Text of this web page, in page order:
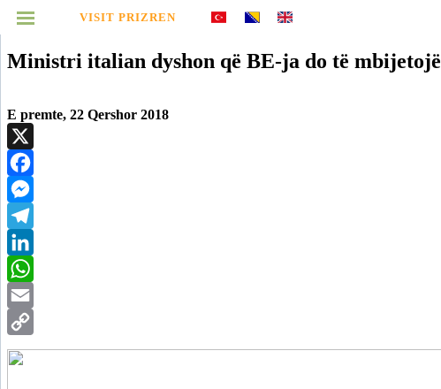
Infografikë
Video
Arkiv
VISIT PRIZREN
Ballina Lajme Kombëtare Ballkan Botë Ekonomi
Ministri italian dyshon që BE-ja do të mbijetojë
E premte, 22 Qershor 2018
X
Facebook
Messenger
Telegram
LinkedIn
WhatsApp
Email
Copy